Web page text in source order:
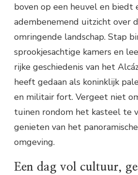
boven op een heuvel en biedt
adembenemend uitzicht over
omringende landschap. Stap
sprookjesachtige kamers en
rijke geschiedenis van het
heeft gedaan als koninklijk
en militair fort. Vergeet niet
tuinen rondom het kasteel te
genieten van het
omgeving.
Een dag vol cultuur,